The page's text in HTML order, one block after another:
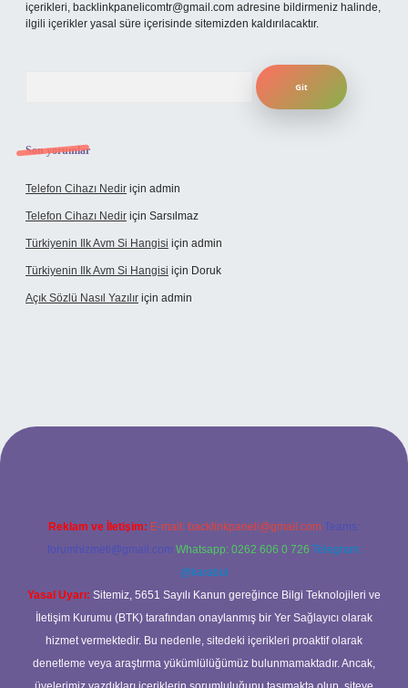
içerikleri, backlinkpanelicomtr@gmail.com adresine bildirmeniz halinde,
ilgili içerikler yasal süre içerisinde sitemizden kaldırılacaktır.
Son yorumlar
Telefon Cihazı Nedir için admin
Telefon Cihazı Nedir için Sarsılmaz
Türkiyenin Ilk Avm Si Hangisi için admin
Türkiyenin Ilk Avm Si Hangisi için Doruk
Açık Sözlü Nasıl Yazılır için admin
Reklam ve İletişim: E-mail: backlinkpaneli@gmail.com Teams:
forumhizmeti@gmail.com Whatsapp: 0262 606 0 726 Telegram:
@karabul
Yasal Uyarı: Sitemiz, 5651 Sayılı Kanun gereğince Bilgi Teknolojileri ve
İletişim Kurumu (BTK) tarafından onaylanmış bir Yer Sağlayıcı olarak
hizmet vermektedir. Bu nedenle, sitedeki içerikleri proaktif olarak
denetleme veya araştırma yükümlülüğümüz bulunmamaktadır. Ancak,